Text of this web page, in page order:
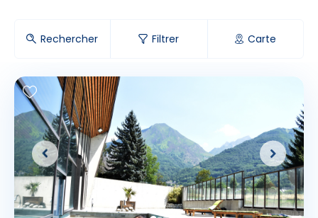
Enfants -
-
Avec assurance ?
Rechercher Filtrer Carte